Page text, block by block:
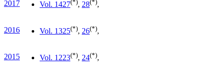
2017 Vol. 1427(*), 28(*),
2016 Vol. 1325(*), 26(*),
2015 Vol. 1223(*), 24(*),